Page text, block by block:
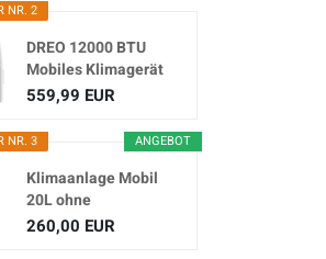
NR. 2
DREO 12000 BTU
Mobiles Klimagerät
(3-in...
559,99 EUR
ANGEBOT
NR. 3
Klimaanlage Mobil
20L ohne
Abluftschlauch
260,00 EUR